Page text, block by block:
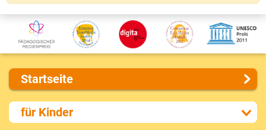
Startseite
Über uns
Presse
für Kinder